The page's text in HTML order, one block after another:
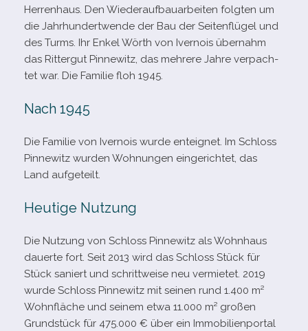
Herrenhaus. Den Wiederaufbauarbeiten folg­ten um
die Jahrhundertwende der Bau der Seitenflügel und
des Turms. Ihr Enkel Wörth von Ivernois über­nahm
das Rittergut Pinnewitz, das meh­rere Jahre ver­pach­
tet war. Die Familie floh 1945.
Nach 1945
Die Familie von Ivernois wurde ent­eig­net. Im Schloss
Pinnewitz wur­den Wohnungen ein­ge­rich­tet, das
Land aufgeteilt.
Heutige Nutzung
Die Nutzung von Schloss Pinnewitz als Wohnhaus
dau­erte fort. Seit 2013 wird das Schloss Stück für
Stück saniert und schritt­weise neu ver­mie­tet. 2019
wurde Schloss Pinnewitz mit sei­nen rund 1.400 m²
Wohnfläche und sei­nem etwa 11.000 m² gro­ßen
Grundstück für 475.000 € über ein Immobilienportal